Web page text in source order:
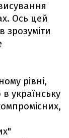
Ось цей
зрозуміти
рівні,
українську